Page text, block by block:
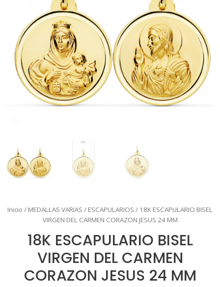
Inicio / MEDALLAS VARIAS / ESCAPULARIOS / 18K ESCAPULARIO BISEL
VIRGEN DEL CARMEN CORAZON JESUS 24 MM
18K ESCAPULARIO BISEL
VIRGEN DEL CARMEN
CORAZON JESUS 24 MM